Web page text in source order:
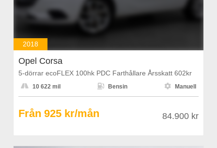
2018
Opel Corsa
5-dörrar ecoFLEX 100hk PDC Farthållare Årsskatt 602kr
 10 622 mil  Bensin  Manuell
Från 925 kr/mån 84.900 kr